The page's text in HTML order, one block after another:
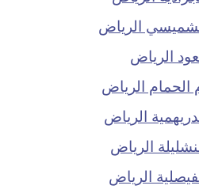
الرياض
الرياض
الرياض
الرياض
الرياض
الرياض